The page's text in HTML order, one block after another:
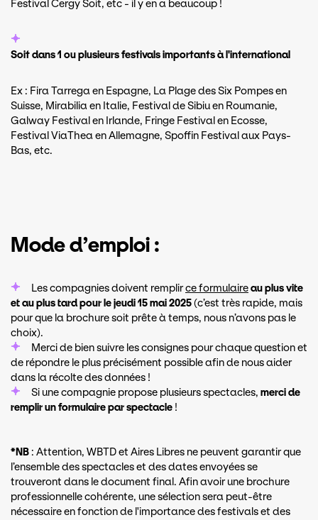
Festival Cergy Soit, etc - il y en a beaucoup !
Soit dans 1 ou plusieurs festivals importants à l'international
Ex : Fira Tarrega en Espagne, La Plage des Six Pompes en
Suisse, Mirabilia en Italie, Festival de Sibiu en Roumanie,
Galway Festival en Irlande, Fringe Festival en Ecosse,
Festival ViaThea en Allemagne, Spoffin Festival aux Pays-
Bas, etc.
Mode d’emploi :
Les compagnies doivent remplirce formulaireau plus vite
et au plus tard pour le jeudi 15 mai 2025(c’est très rapide, mais
pour que la brochure soit prête à temps, nous n’avons pas le
choix).
Merci de bien suivre les consignes pour chaque question et
de répondre le plus précisément possible afin de nous aider
dans la récolte des données !
Si une compagnie propose plusieurs spectacles, merci de
remplir un formulaire par spectacle !
*NB : Attention, WBTD et Aires Libres ne peuvent garantir que
l’ensemble des spectacles et des dates envoyées se
trouveront dans le document final. Afin avoir une brochure
professionnelle cohérente, une sélection sera peut-être
nécessaire en fonction de l'importance des festivals et des